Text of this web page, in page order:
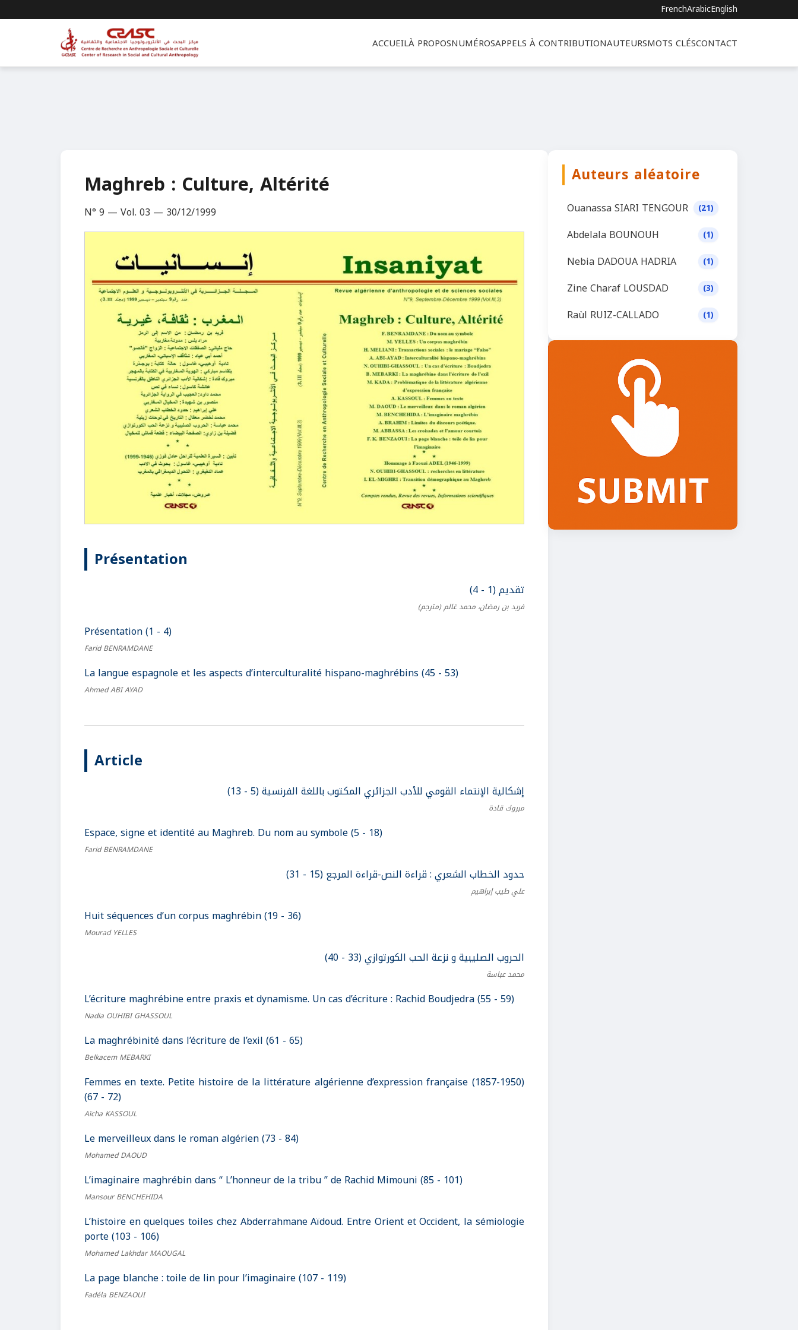
FrenchArabicEnglish
ACCUEILÀ PROPOSNUMÉROSAPPELS À CONTRIBUTIONAUTEURSMOTS CLÉSCONTACT
Maghreb : Culture, Altérité
N° 9 — Vol. 03 — 30/12/1999
Présentation
تقديم (1 - 4)
فريد بن رمضان، محمد غالم(مترجم)
Présentation (1 - 4)
Farid BENRAMDANE
La langue espagnole et les aspects d’interculturalité hispano-maghrébins (45 - 53)
Ahmed ABI AYAD
Article
إشكالية الإنتماء القومي للأدب الجزائري المكتوب باللغة الفرنسية (5 - 13)
مبروك قادة
Espace, signe et identité au Maghreb. Du nom au symbole (5 - 18)
Farid BENRAMDANE
حدود الخطاب الشعري : قراءة النص-قراءة المرجع (15 - 31)
علي طيب إبراهيم
Huit séquences d’un corpus maghrébin (19 - 36)
Mourad YELLES
الحروب الصليبية و نزعة الحب الكورتوازي (33 - 40)
محمد عباسة
L’écriture maghrébine entre praxis et dynamisme. Un cas d’écriture : Rachid Boudjedra (55 - 59)
Nadia OUHIBI GHASSOUL
La maghrébinité dans l’écriture de l’exil (61 - 65)
Belkacem MEBARKI
Femmes en texte. Petite histoire de la littérature algérienne d’expression française (1857-1950)
(67 - 72)
Aïcha KASSOUL
Le merveilleux dans le roman algérien (73 - 84)
Mohamed DAOUD
L’imaginaire maghrébin dans “ L’honneur de la tribu ” de Rachid Mimouni (85 - 101)
Mansour BENCHEHIDA
L’histoire en quelques toiles chez Abderrahmane Aïdoud. Entre Orient et Occident, la sémiologie
porte (103 - 106)
Mohamed Lakhdar MAOUGAL
La page blanche : toile de lin pour l’imaginaire (107 - 119)
Fadéla BENZAOUI
Auteurs aléatoire
Ouanassa SIARI TENGOUR (21)
Abdelala BOUNOUH (1)
Nebia DADOUA HADRIA (1)
Zine Charaf LOUSDAD (3)
Raùl RUIZ-CALLADO (1)